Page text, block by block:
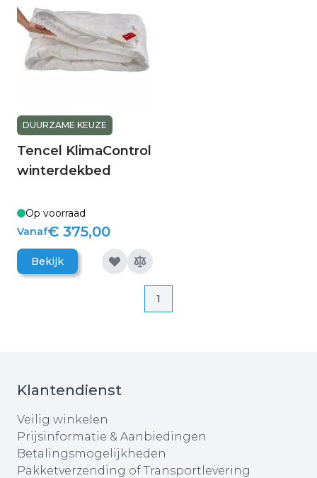
DUURZAME KEUZE
Tencel KlimaControl
winterdekbed
Op voorraad
Vanaf€ 375,00
Bekijk
Pagina
Pagina
1
Klantendienst
Veilig winkelen
Prijsinformatie & Aanbiedingen
Betalingsmogelijkheden
Pakketverzending of Transportlevering